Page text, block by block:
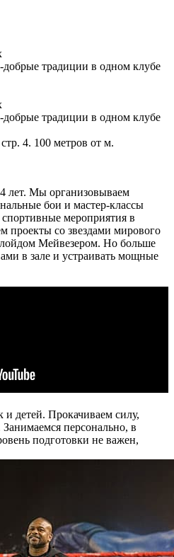
традиции в одном клубе
традиции в одном клубе
4. 100 метров от м.
лет. Мы организовываем
бои и мастер-классы
мероприятия в
проекты со звездами мирового
Мейвезером. Но больше
в зале и устраивать мощные
детей. Прокачиваем силу,
персонально, в
подготовки не важен,